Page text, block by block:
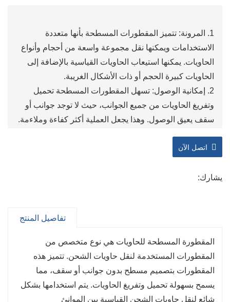
1. المرونة: تتميز المقطورات المسطحة بأنها متعددة
الاستخدامات ويمكنها نقل مجموعة واسعة من أحجام وأنواع
الحاويات. يمكنها استيعاب الحاويات القياسية بالإضافة إلى
الحاويات كبيرة الحجم أو ذات الأشكال الغريبة.
2. إمكانية الوصول: تسهل المقطورات المسطحة تحميل
وتفريغ الحاويات من جميع الجوانب، حيث لا توجد جوانب أو
سقف يعيق الوصول. وهذا يجعل العملية أكثر كفاءة وملاءمة.
التحميل والتفريغ مقارنة بأنواع المقطورات الأخرى. يمكن أن
4. فعالية التكلفة: عادة ما تكون المقطورات المسطحة أكثر
البضائع. هذا التنوع يمكن أن يوفر وفورات في التكاليف
5. سهولة تأمين البضائع: تأتي المقطورات المسطحة عادة
مجهزة بأجهزة تأمين مثل الأشرطة والسلاسل والمجلدات
لضمان تثبيت الحاويات بشكل صحيح أثناء النقل. وهذا يساعد
على منع التحول والأضرار التي لحقت البضائع.
اتصل الآن
يشارك:
تفاصيل المنتج
المقطورة المسطحة للحاويات هي نوع متخصص من
المقطورات المستخدمة لنقل حاويات الشحن. تتميز هذه
المقطورات بتصميم مسطح بدون جوانب أو سقف، مما
يسمح بسهولة تحميل وتفريغ الحاويات. يتم استخدامها بشكل
شائع لنقل حاويات الشحن القياسية بين الموانئ